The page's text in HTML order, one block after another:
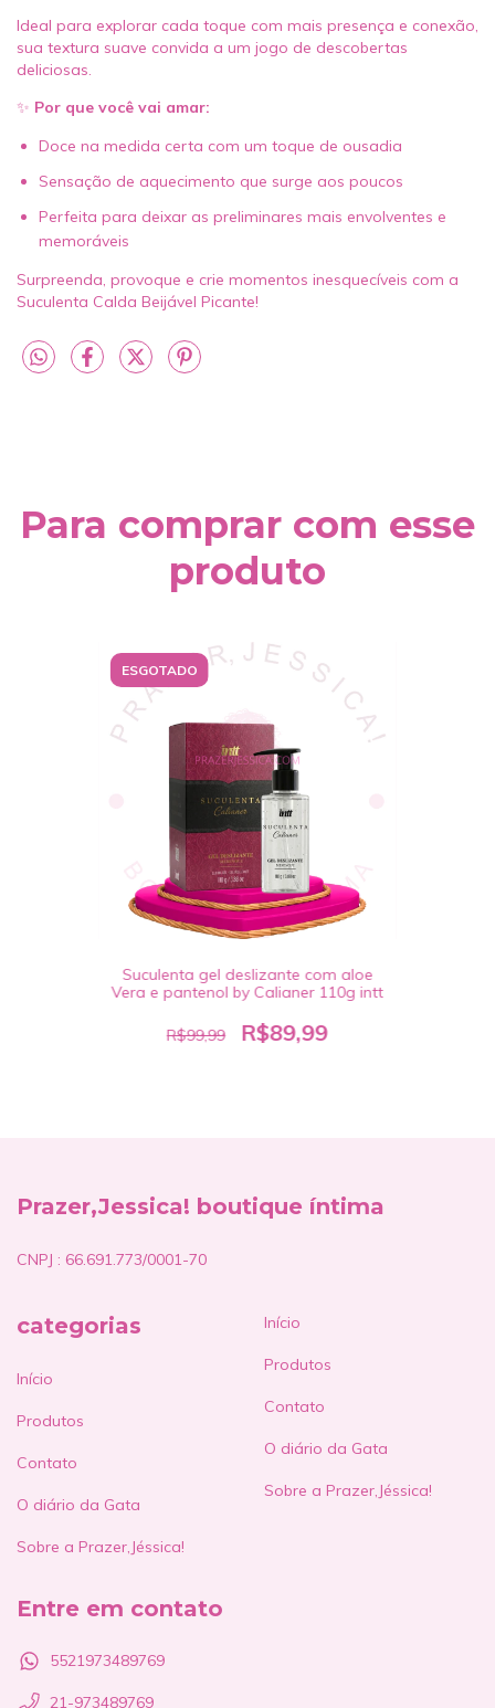
Ideal para explorar cada toque com mais presença e conexão,
sua textura suave convida a um jogo de descobertas
deliciosas.
✨ Por que você vai amar:
Doce na medida certa com um toque de ousadia
Sensação de aquecimento que surge aos poucos
Perfeita para deixar as preliminares mais envolventes e
memoráveis
Surpreenda, provoque e crie momentos inesquecíveis com a
Suculenta Calda Beijável Picante!
Para comprar com esse
produto
ESGOTADO
Suculenta gel deslizante com aloe
Vera e pantenol by Calianer 110g intt
R$99,99 R$89,99
Prazer,Jessica! boutique íntima
CNPJ : 66.691.773/0001-70
categorias
Início
Produtos
Contato
O diário da Gata
Sobre a Prazer,Jéssica!
Início
Produtos
Contato
O diário da Gata
Sobre a Prazer,Jéssica!
Entre em contato
5521973489769
21-973489769